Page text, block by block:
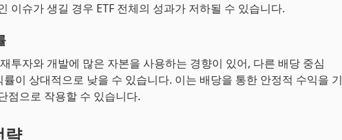
이슈가 생길 경우 ETF 전체의 성과가 저하될 수 있습니다.
투자와 개발에 많은 자본을 사용하는 경향이 있어, 다른 배당 중심
률이 상대적으로 낮을 수 있습니다. 이는 배당을 통한 안정적 수익을 기
점으로 작용할 수 있습니다.
략